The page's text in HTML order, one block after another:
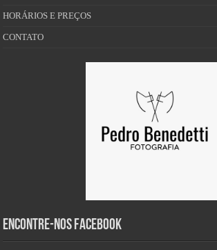
HORÁRIOS E PREÇOS
CONTATO
Encontre-nos Facebook